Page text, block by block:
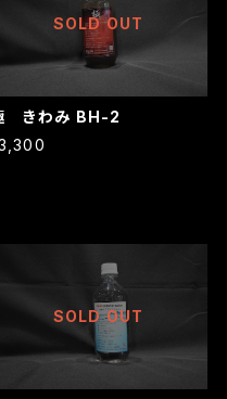
SOLD OUT
きわみ BH-2
SOLD OUT